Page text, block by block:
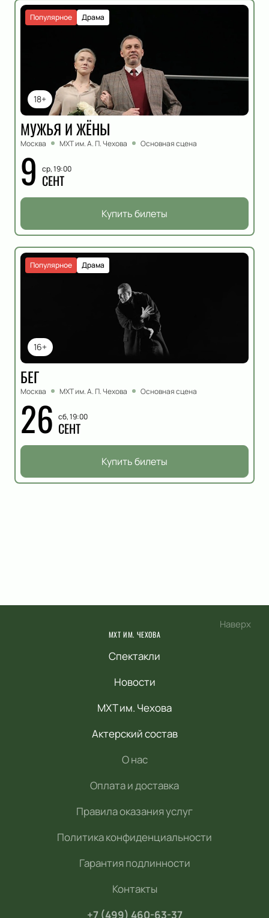
18+
Драма
Популярное
МУЖЬЯ И ЖЁНЫ
Москва МХТ им. А. П. Чехова Основная сцена
9 ср, 19:00
СЕНТ
Купить билеты
16+
Драма
Популярное
БЕГ
Москва МХТ им. А. П. Чехова Основная сцена
26 сб, 19:00
СЕНТ
Купить билеты
Наверх
МХТ ИМ. ЧЕХОВА
Спектакли
Новости
МХТ им. Чехова
Актерский состав
О нас
Оплата и доставка
Правила оказания услуг
Политика конфиденциальности
Гарантия подлинности
Контакты
+7 (499) 460-63-37